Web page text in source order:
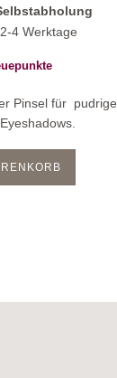
4 Werktage
Pinsel für pudrige